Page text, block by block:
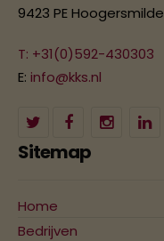
9423 PE Hoogersmilde
T: +31(0)592-430303
E: info@kks.nl
Sitemap
Home
Bedrijven